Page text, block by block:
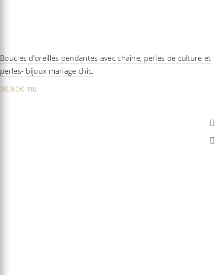
Boucles d’oreilles pendantes avec chaine, perles de culture et
perles- bijoux mariage chic.
36,80€ TTC